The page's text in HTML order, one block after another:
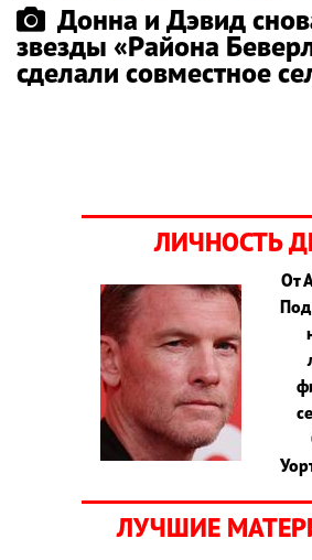
Донна и Дэвид
звезды «Района
сделали совместное
ЛИЧНОСТЬ
От
ЛУЧШИЕ